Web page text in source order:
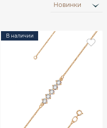
Новинки
В наличии